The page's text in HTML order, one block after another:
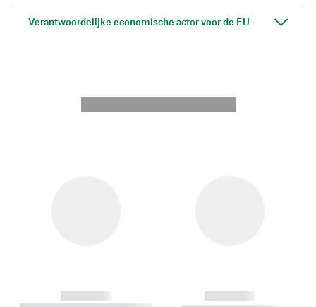
Verantwoordelijke economische actor voor de EU
------------
------------